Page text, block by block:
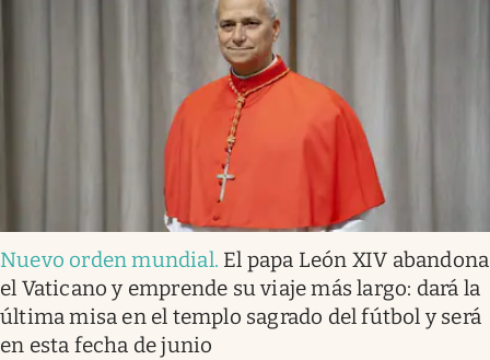
Mediakit
abre en nueva pestaña
Argentina
Nuevo orden mundial. El papa León XIV abandona
el Vaticano y emprende su viaje más largo: dará la
última misa en el templo sagrado del fútbol y será
en esta fecha de junio